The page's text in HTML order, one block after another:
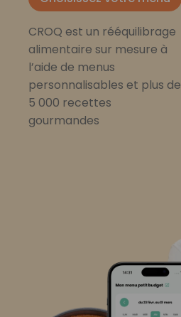
CROQ est un rééquilibrage
alimentaire sur mesure à
l’aide de menus
personnalisables et plus de
5 000 recettes
gourmandes